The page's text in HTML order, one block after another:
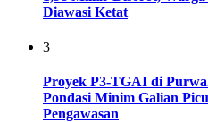
Diawasi Ketat
3
Proyek P3-TGAI di
Pondasi Minim Galian
Pengawasan